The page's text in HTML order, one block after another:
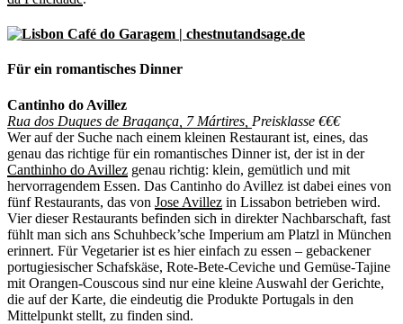
Für ein romantisches Dinner
Cantinho do Avillez
Rua dos Duques de Bragança, 7 Mártires, Preisklasse €€€
Wer auf der Suche nach einem kleinen Restaurant ist, eines, das
genau das richtige für ein romantisches Dinner ist, der ist in der
Canthinho do Avillez genau richtig: klein, gemütlich und mit
hervorragendem Essen. Das Cantinho do Avillez ist dabei eines von
fünf Restaurants, das von Jose Avillez in Lissabon betrieben wird.
Vier dieser Restaurants befinden sich in direkter Nachbarschaft, fast
fühlt man sich ans Schuhbeck’sche Imperium am Platzl in München
erinnert. Für Vegetarier ist es hier einfach zu essen – gebackener
portugiesischer Schafskäse, Rote-Bete-Ceviche und Gemüse-Tajine
mit Orangen-Couscous sind nur eine kleine Auswahl der Gerichte,
die auf der Karte, die eindeutig die Produkte Portugals in den
Mittelpunkt stellt, zu finden sind.